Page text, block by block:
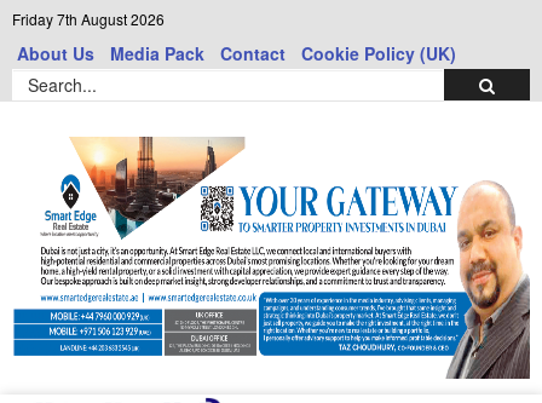
Friday 7th August 2026
About Us Media Pack Contact Cookie Policy (UK)